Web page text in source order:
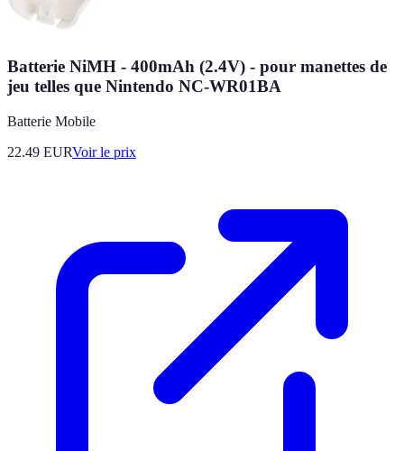
Batterie NiMH - 400mAh (2.4V) - pour manettes de
jeu telles que Nintendo NC-WR01BA
Batterie Mobile
22.49 EURVoir le prix